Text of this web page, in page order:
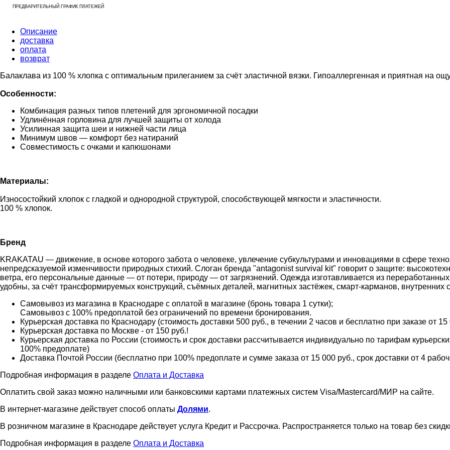
ПРЕДВАРИТЕЛЬНЫЙ ГРАФИК ПЛАТЕЖЕЙ
Описание
доставка
оплата
возврат
Балаклава из 100 % хлопка с оптимальным прилеганием за счёт эластичной вязки. Гипоаллергенная и приятная на
Особенности:
Комбинация разных типов плетений для эргономичной посадки
Удлинённая горловина для лучшей защиты от холода
Усилинная защита шеи и нижней части лица
Минимум швов — комфорт без натираний
Совместимость с очками и капюшонами
Материалы:
Износостойкий хлопок с гладкой и однородной структурой, способствующей мягкости и эластичности.
100 % хлопок.
Бренд
KRAKATAU — движение, в основе которого забота о человеке, увлечение субкультурами и инновациями в сфере
непредсказуемой изменчивости природных стихий. Слоган бренда "antagonist survival kit" говорит о защите:
ветра, его персональные данные — от потери, природу — от загрязнений. Одежда изготавливается из
удобны, за счёт трансформируемых конструкций, съёмных деталей, магнитных застёжек, смарт-карманов, внутренних
Самовывоз из магазина в Краснодаре с оплатой в магазине (бронь товара 1 сутки);
Самовывоз с 100% предоплатой без ограничений по времени бронирования.
Курьерская доставка по Краснодару (стоимость доставки 500 руб., в течении 2 часов и бесплатно при заказе от
Курьерская доставка по Москве - от 150 руб.!
Курьерская доставка по России (стоимость и срок доставки рассчитывается индивидуально по тарифам
100% предоплате)
Доставка Почтой России (бесплатно при 100% предоплате и сумме заказа от 15 000 руб., срок доставки от 4
Подробная информация в разделе Оплата и Доставка
Оплатить свой заказ можно наличными или банковскими картами платежных систем Visa/Mastercard/МИР на сайте.
В интернет-магазине действует способ оплаты Долями.
В розничном магазине в Краснодаре действует услуга Кредит и Рассрочка. Распространяется только на товар без
Подробная информация в разделе Оплата и Доставка